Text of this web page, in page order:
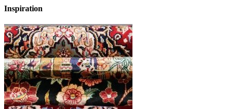
Inspiration